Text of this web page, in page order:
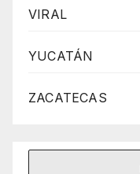
VIRAL
YUCATÁN
ZACATECAS